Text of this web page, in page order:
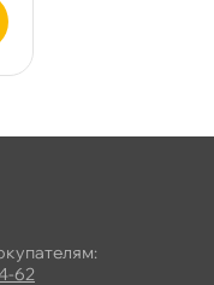
62